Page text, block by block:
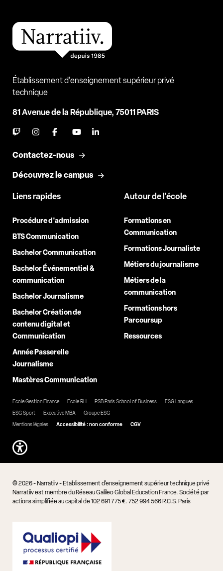
Établissement d'enseignement supérieur privé
technique
81 Avenue de la République, 75011 PARIS
Contactez-nous
Découvrez le campus
Liens rapides
Procédure d'admission
BTS Communication
Bachelor Communication
Bachelor Événementiel &
communication
Bachelor Journalisme
Bachelor Création de
contenu digital et
Communication
Année Passerelle
Journalisme
Mastères Communication
Autour de l'école
Formations en
Communication
Formations Journaliste
Métiers du journalisme
Métiers de la
communication
Formations hors
Parcoursup
Ressources
Ecole Gestion Finance Ecole RH PSB Paris School of Business
ESG Langues
ESG Sport
Executive MBA
Groupe ESG
Mentions légales
Accessibilité : non conforme CGV
© 2026 - Narratiiv - Etablissement d'enseignement supérieur technique privé
Narratiiv est membre du Réseau Galileo Global Education France. Société par
actions simplifiée au capital de 102 691 775 €. 752 994 566 R.C.S. Paris